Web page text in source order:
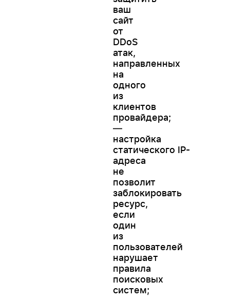
ваш
сайт
от
DDoS
атак,
направленных
на
одного
из
клиентов
провайдера;
—
настройка
статического IP-
адреса
не
позволит
заблокировать
ресурс,
если
один
из
пользователей
нарушает
правила
поисковых
систем;